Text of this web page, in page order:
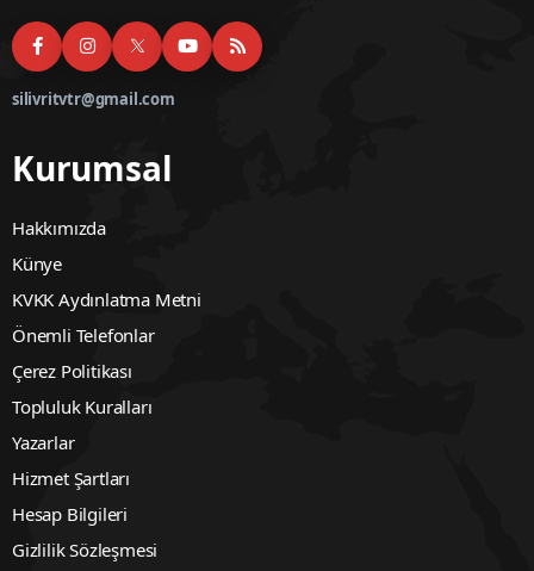
silivritvtr@gmail.com
Kurumsal
Hakkımızda
Künye
KVKK Aydınlatma Metni
Önemli Telefonlar
Çerez Politikası
Topluluk Kuralları
Yazarlar
Hizmet Şartları
Hesap Bilgileri
Gizlilik Sözleşmesi